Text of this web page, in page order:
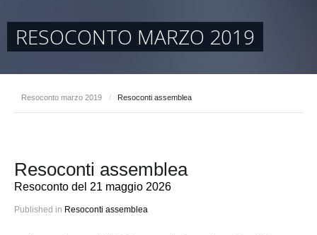
RESOCONTO MARZO 2019
Resoconto marzo 2019 / Resoconti assemblea
Resoconti assemblea
Resoconto del 21 maggio 2026
Published in Resoconti assemblea